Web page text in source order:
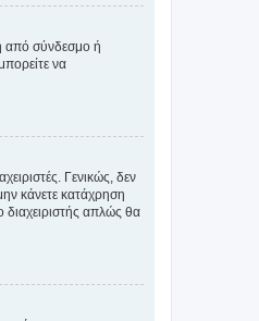
από σύνδεσμο ή
να
Γενικώς, δεν
κάνετε κατάχρηση
απλώς θα